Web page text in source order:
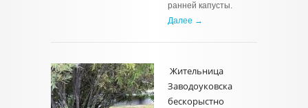
ранней капусты.
Далее →
Жительница
Заводоуковска
бескорыстно